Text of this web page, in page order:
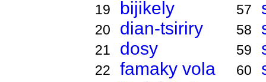
19 bijikely
20 dian-tsiriry
21 dosy
22 famaky vola
57
58
59
60